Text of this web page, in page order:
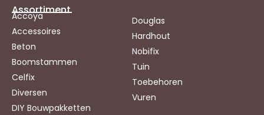
Assortiment
Accoya
Accessoires
Beton
Boomstammen
Celfix
Diversen
DIY Bouwpakketten
Douglas
Hardhout
Nobifix
Tuin
Toebehoren
Vuren